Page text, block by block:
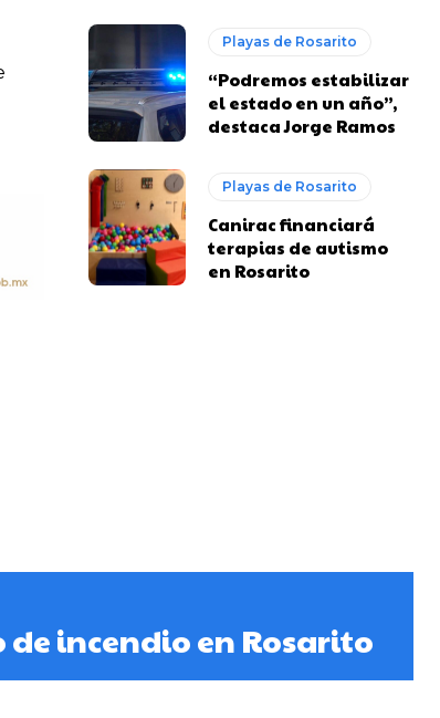
Playas de Rosarito
“Podremos estabilizar
el estado en un año”,
destaca Jorge Ramos
Playas de Rosarito
Canirac financiará
terapias de autismo
en Rosarito
incendio en Rosarito